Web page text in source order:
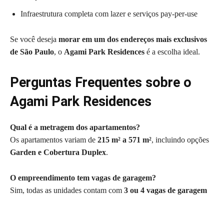
Infraestrutura completa com lazer e serviços pay-per-use
Se você deseja morar em um dos endereços mais exclusivos
de São Paulo, o Agami Park Residences é a escolha ideal.
Perguntas Frequentes sobre o
Agami Park Residences
Qual é a metragem dos apartamentos?
Os apartamentos variam de 215 m² a 571 m², incluindo opções
Garden e Cobertura Duplex.
O empreendimento tem vagas de garagem?
Sim, todas as unidades contam com 3 ou 4 vagas de garagem